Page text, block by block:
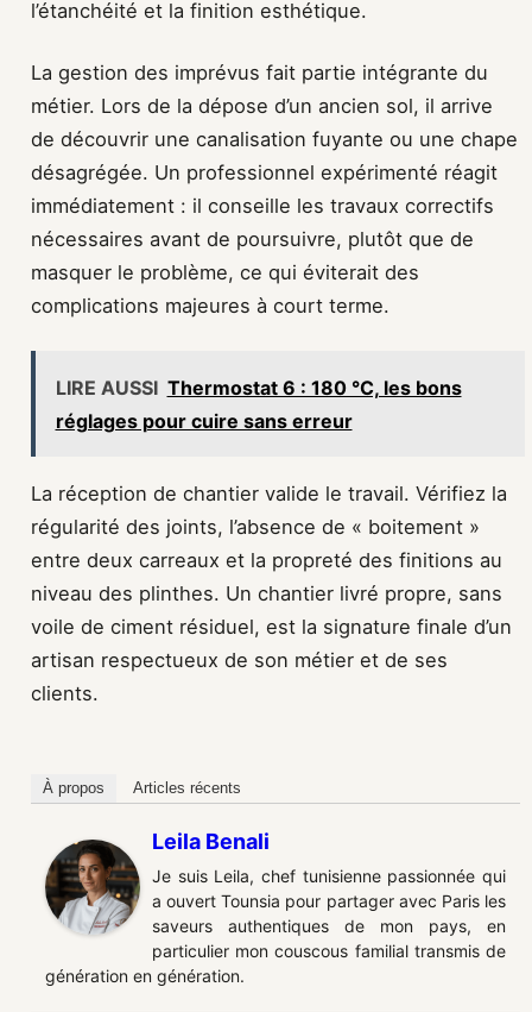
l’étanchéité et la finition esthétique.
La gestion des imprévus fait partie intégrante du
métier. Lors de la dépose d’un ancien sol, il arrive
de découvrir une canalisation fuyante ou une chape
désagrégée. Un professionnel expérimenté réagit
immédiatement : il conseille les travaux correctifs
nécessaires avant de poursuivre, plutôt que de
masquer le problème, ce qui éviterait des
complications majeures à court terme.
LIRE AUSSI Thermostat 6 : 180 °C, les bons
réglages pour cuire sans erreur
La réception de chantier valide le travail. Vérifiez la
régularité des joints, l’absence de « boitement »
entre deux carreaux et la propreté des finitions au
niveau des plinthes. Un chantier livré propre, sans
voile de ciment résiduel, est la signature finale d’un
artisan respectueux de son métier et de ses
clients.
À propos Articles récents
Leila Benali
Je suis Leila, chef tunisienne passionnée qui
a ouvert Tounsia pour partager avec Paris les
saveurs authentiques de mon pays, en
particulier mon couscous familial transmis de
génération en génération.